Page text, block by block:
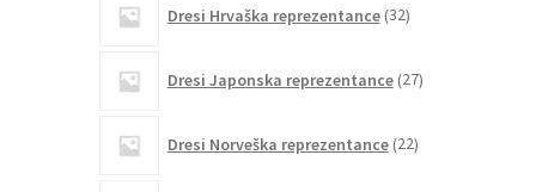
Dresi Hrvaška reprezentance 32izdelkov
Dresi Japonska reprezentance 27izdelkov
Dresi Norveška reprezentance 22izdelkov